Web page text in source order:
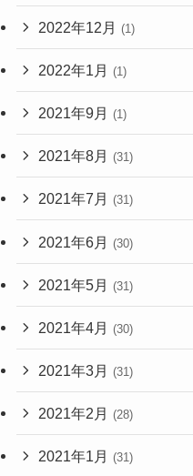
2022年12月 (1)
2022年1月 (1)
2021年9月 (1)
2021年8月 (31)
2021年7月 (31)
2021年6月 (30)
2021年5月 (31)
2021年4月 (30)
2021年3月 (31)
2021年2月 (28)
2021年1月 (31)